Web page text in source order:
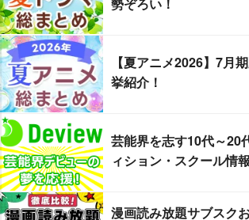
【夏アニメ2026】7月
挙紹介！
芸能界を志す10代～
ィション・スクール情
漫画読み放題サブスク